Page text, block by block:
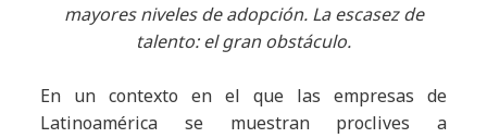
mayores niveles de adopción. La escasez de
talento: el gran obstáculo.
En un contexto en el que las empresas de
Latinoamérica se muestran proclives a